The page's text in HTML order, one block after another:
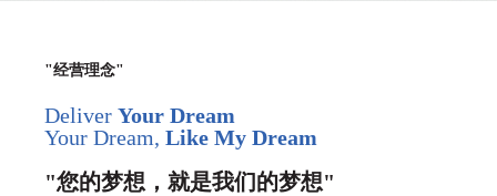
"经营理念"
Deliver Your Dream
Your Dream, Like My Dream
"您的梦想，就是我们的梦想"